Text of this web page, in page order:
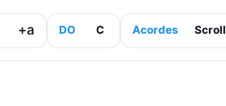
+a DO C Acordes Scroll